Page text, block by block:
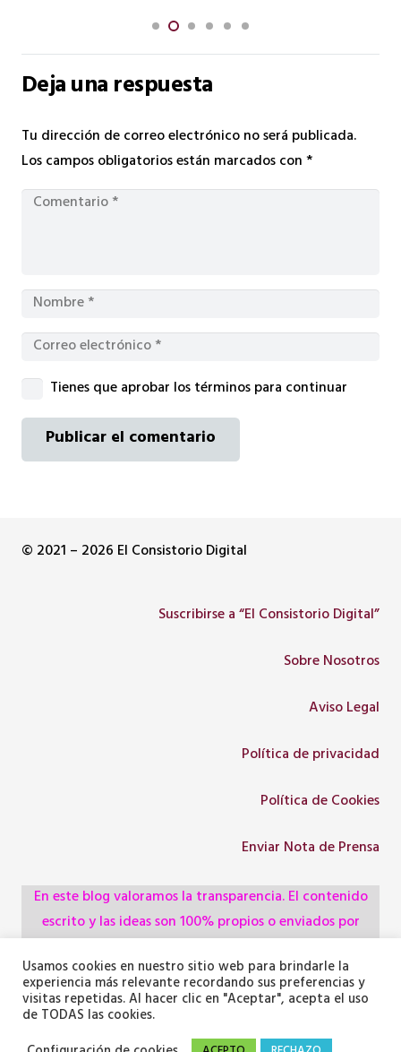
Deja una respuesta
Tu dirección de correo electrónico no será publicada.
Los campos obligatorios están marcados con*
Tienes que aprobar los términos para continuar
Publicar el comentario
© 2021 – 2026 El Consistorio Digital
Suscribirse a “El Consistorio Digital”
Sobre Nosotros
Aviso Legal
Política de privacidad
Política de Cookies
Enviar Nota de Prensa
En este blog valoramos la transparencia. El contenido
escrito y las ideas son 100% propios o enviados por
administraciones, pero utilizamos herramientas de
inteligencia artificial para optimizar la maquetación del
texto y generar algunas de las imágenes ilustrativas.
Usamos cookies en nuestro sitio web para brindarle la
experiencia más relevante recordando sus preferencias y
visitas repetidas. Al hacer clic en "Aceptar", acepta el uso
de TODAS las cookies.